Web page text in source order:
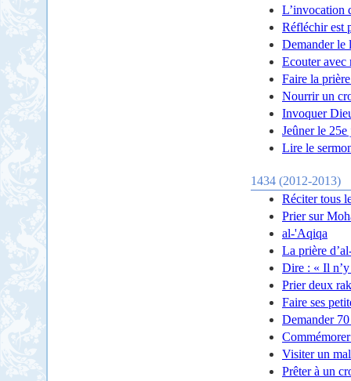
L’invocation
Réfléchir est
Demander le
Ecouter avec
Faire la
Nourrir un
Invoquer
Jeûner le
Lire le
1434 (2012-2013)
Réciter tous
Prier sur
al-'Aqiqa
La prière
Dire : « Il n’y
Prier deux
Faire ses
Demander
Visiter un
Prêter à un